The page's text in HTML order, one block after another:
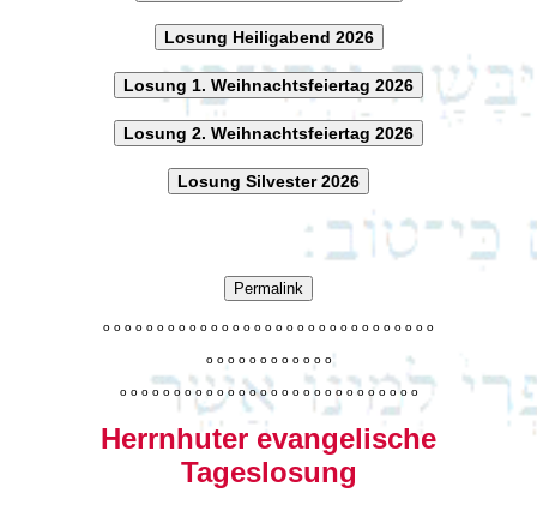
Losung Heiligabend 2026
Losung 1. Weihnachtsfeiertag 2026
Losung 2. Weihnachtsfeiertag 2026
Losung Silvester 2026
Permalink
o o o o o o o o o o o o o o o o o o o o o o o o o o o o o o o
o o o o o o o o o o o o
o o o o o o o o o o o o o o o o o o o o o o o o o o o o
Herrnhuter evangelische
Tageslosung